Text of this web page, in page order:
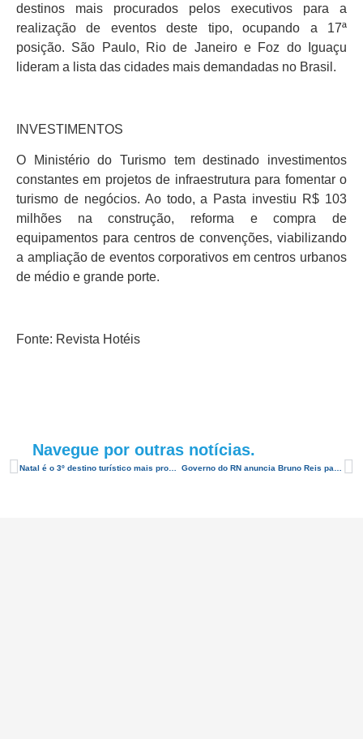
destinos mais procurados pelos executivos para a
realização de eventos deste tipo, ocupando a 17ª
posição. São Paulo, Rio de Janeiro e Foz do Iguaçu
lideram a lista das cidades mais demandadas no Brasil.
INVESTIMENTOS
O Ministério do Turismo tem destinado investimentos
constantes em projetos de infraestrutura para fomentar o
turismo de negócios. Ao todo, a Pasta investiu R$ 103
milhões na construção, reforma e compra de
equipamentos para centros de convenções, viabilizando
a ampliação de eventos corporativos em centros urbanos
de médio e grande porte.
Fonte: Revista Hotéis
Navegue por outras notícias.